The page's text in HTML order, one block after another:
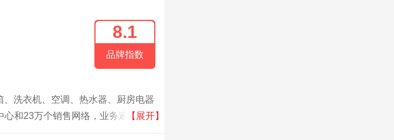
8.1
品牌指数
洗衣机、空调、热水器、厨房电器
和23万个销售网络，业务遍及全【展开】